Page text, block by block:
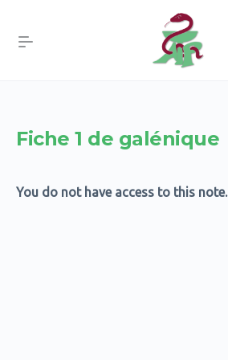
Fiche 1 de galénique
You do not have access to this note.